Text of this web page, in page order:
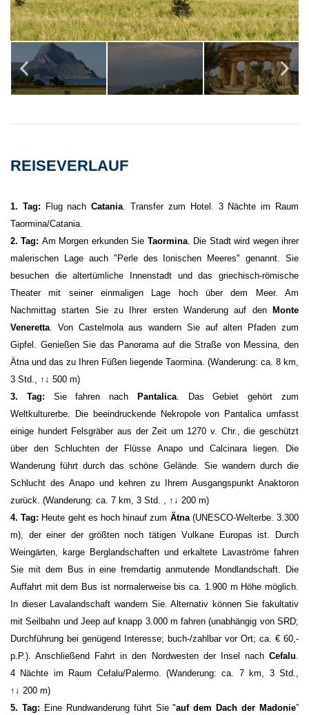
REISEVERLAUF
1. Tag: Flug nachCatania. Transfer zum Hotel. 3 Nächte im Raum
Taormina/Catania.
2. Tag: Am Morgen erkunden Sie Taormina. Die Stadt wird wegen ihrer
malerischen Lage auch "Perle des Ionischen Meeres" genannt. Sie
besuchen die altertümliche Innenstadt und das griechisch-römische
Theater mit seiner einmaligen Lage hoch über dem Meer. Am
Nachmittag starten Sie zu Ihrer ersten Wanderung auf den
Monte
Veneretta. Von Castelmola aus wandern Sie auf alten Pfaden zum
Gipfel. Genießen Sie das Panorama auf die Straße von Messina, den
Ätna und das zu Ihren Füßen liegende Taormina. (Wanderung: ca. 8 km,
3 Std., ↑↓ 500 m)
3. Tag: Sie fahren nach Pantalica. Das Gebiet gehört zum
Weltkulturerbe. Die beeindruckende Nekropole von Pantalica umfasst
einige hundert Felsgräber aus der Zeit um 1270 v. Chr., die geschützt
über den Schluchten der Flüsse Anapo und Calcinara liegen. Die
Wanderung führt durch das schöne Gelände. Sie wandern durch die
Schlucht des Anapo und kehren zu Ihrem Ausgangspunkt Anaktoron
zurück. (Wanderung: ca. 7 km, 3 Std. , ↑↓ 200 m)
4. Tag: Heute geht es hoch hinauf zum Ätna (UNESCO-Welterbe. 3.300
m), der einer der größten noch tätigen Vulkane Europas ist. Durch
Weingärten, karge Berglandschaften und erkaltete Lavaströme fahren
Sie mit dem Bus in eine fremdartig anmutende Mondlandschaft. Die
Auffahrt mit dem Bus ist normalerweise bis ca. 1.900 m Höhe möglich.
In dieser Lavalandschaft wandern Sie. Alternativ können Sie fakultativ
mit Seilbahn und Jeep auf knapp 3.000 m fahren (unabhängig von SRD;
Durchführung bei genügend Interesse; buch-/zahlbar vor Ort; ca. € 60,-
p.P.). Anschließend Fahrt in den Nordwesten der Insel nach Cefalu.
4 Nächte im Raum Cefalu/Palermo. (Wanderung: ca. 7 km, 3 Std.,
↑↓ 200 m)
5. Tag: Eine Rundwanderung führt Sie "auf dem Dach der Madonie”